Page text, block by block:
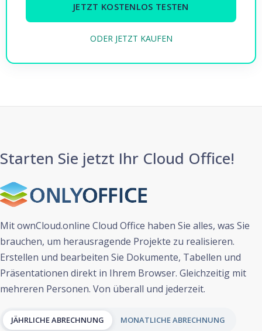
JETZT KOSTENLOS TESTEN
ODER JETZT KAUFEN
Starten Sie jetzt Ihr Cloud Office!
Mit ownCloud.online Cloud Office haben Sie alles, was Sie
brauchen, um herausragende Projekte zu realisieren.
Erstellen und bearbeiten Sie Dokumente, Tabellen und
Präsentationen direkt in Ihrem Browser. Gleichzeitig mit
mehreren Personen. Von überall und jederzeit.
JÄHRLICHE ABRECHNUNG MONATLICHE ABRECHNUNG